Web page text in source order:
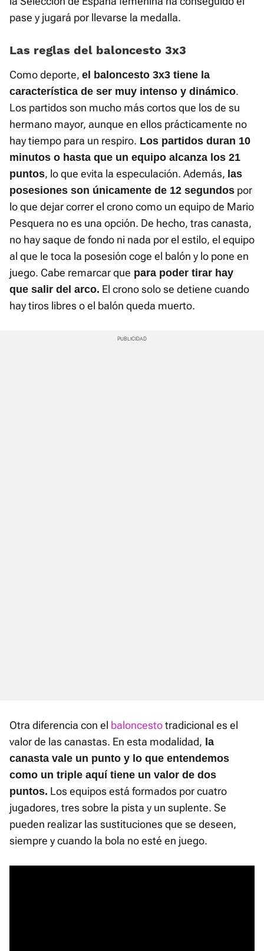
pase y jugará por llevarse la medalla.
Las reglas del baloncesto 3x3
Como deporte, el baloncesto 3x3 tiene la
característica de ser muy intenso y dinámico.
Los partidos son mucho más cortos que los de su
hermano mayor, aunque en ellos prácticamente no
hay tiempo para un respiro. Los partidos duran 10
minutos o hasta que un equipo alcanza los 21
puntos, lo que evita la especulación. Además, las
posesiones son únicamente de 12 segundos por
lo que dejar correr el crono como un equipo de Mario
Pesquera no es una opción. De hecho, tras canasta,
no hay saque de fondo ni nada por el estilo, el equipo
al que le toca la posesión coge el balón y lo pone en
juego. Cabe remarcar que para poder tirar hay
que salir del arco. El crono solo se detiene cuando
hay tiros libres o el balón queda muerto.
Otra diferencia con el baloncestotradicional es el
valor de las canastas. En esta modalidad, la
canasta vale un punto y lo que entendemos
como un triple aquí tiene un valor de dos
puntos. Los equipos está formados por cuatro
jugadores, tres sobre la pista y un suplente. Se
pueden realizar las sustituciones que se deseen,
siempre y cuando la bola no esté en juego.